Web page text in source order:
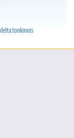
delta tonkinois